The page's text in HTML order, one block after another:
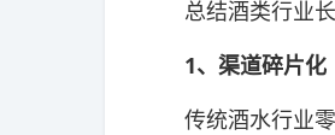
总结酒类行业长
1、渠道碎片化
传统酒水行业零